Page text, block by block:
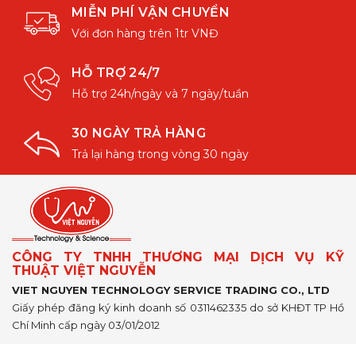
MIỄN PHÍ VẬN CHUYỂN
Với đơn hàng trên 1tr VNĐ
HỖ TRỢ 24/7
Hỗ trợ 24h/ngày và 7 ngày/tuần
30 NGÀY TRẢ HÀNG
Trả lại hàng trong vòng 30 ngày
CÔNG TY TNHH THƯƠNG MẠI DỊCH VỤ KỸ
THUẬT VIỆT NGUYỄN
VIET NGUYEN TECHNOLOGY SERVICE TRADING CO., LTD
Giấy phép đăng ký kinh doanh số 0311462335 do sở KHĐT TP Hồ
Chí Minh cấp ngày 03/01/2012